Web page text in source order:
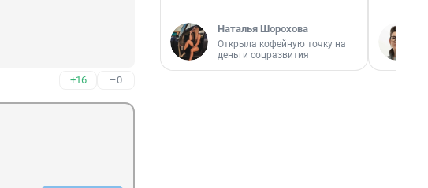
+16 –0
Наталья Шорохова
Открыла кофейную точку на
деньги соцразвития